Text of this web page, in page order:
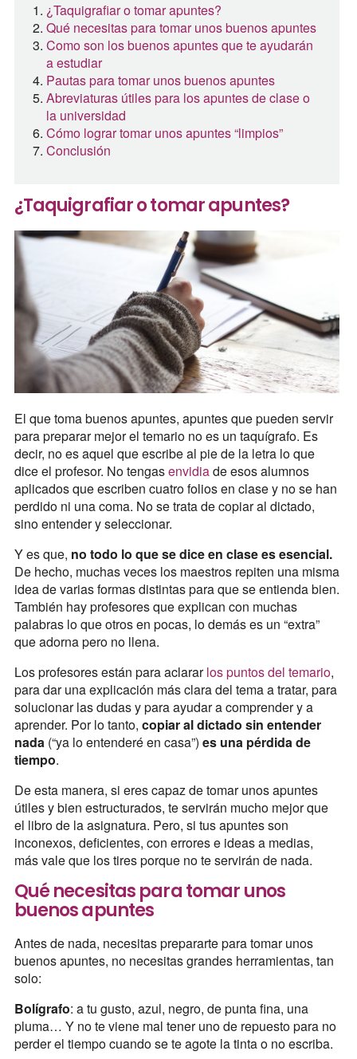
¿Taquigrafiar o tomar apuntes?
Qué necesitas para tomar unos buenos apuntes
Como son los buenos apuntes que te ayudarán
a estudiar
Pautas para tomar unos buenos apuntes
Abreviaturas útiles para los apuntes de clase o
la universidad
Cómo lograr tomar unos apuntes “limpios”
Conclusión
¿Taquigrafiar o tomar apuntes?
El que toma buenos apuntes, apuntes que pueden servir
para preparar mejor el temario no es un taquígrafo. Es
decir, no es aquel que escribe al pie de la letra lo que
dice el profesor. No tengasenvidiade esos alumnos
aplicados que escriben cuatro folios en clase y no se han
perdido ni una coma. No se trata de copiar al dictado,
sino entender y seleccionar.
Y es que, no todo lo que se dice en clase es esencial.
De hecho, muchas veces los maestros repiten una misma
idea de varias formas distintas para que se entienda bien.
También hay profesores que explican con muchas
palabras lo que otros en pocas, lo demás es un “extra”
que adorna pero no llena.
Los profesores están para aclararlos puntos del temario,
para dar una explicación más clara del tema a tratar, para
solucionar las dudas y para ayudar a comprender y a
aprender. Por lo tanto, copiar al dictado sin entender
nada(“ya lo entenderé en casa”) es una pérdida de
tiempo.
De esta manera, si eres capaz de tomar unos apuntes
útiles y bien estructurados, te servirán mucho mejor que
el libro de la asignatura. Pero, si tus apuntes son
inconexos, deficientes, con errores e ideas a medias,
más vale que los tires porque no te servirán de nada.
Qué necesitas para tomar unos
buenos apuntes
Antes de nada, necesitas prepararte para tomar unos
buenos apuntes, no necesitas grandes herramientas, tan
solo:
Bolígrafo: a tu gusto, azul, negro, de punta fina, una
pluma… Y no te viene mal tener uno de repuesto para no
perder el tiempo cuando se te agote la tinta o no escriba.